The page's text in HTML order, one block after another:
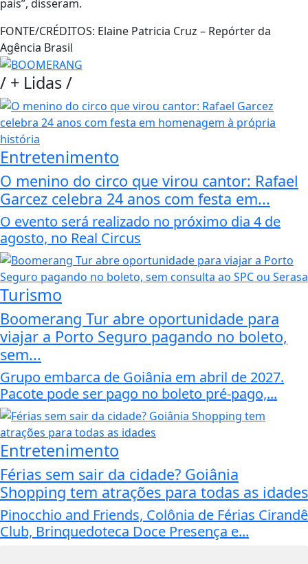
país”, disseram.
FONTE/CRÉDITOS: Elaine Patricia Cruz – Repórter da
Agência Brasil
/ + Lidas/
Entretenimento
O menino do circo que virou cantor: Rafael
Garcez celebra 24 anos com festa em...
O evento será realizado no próximo dia 4 de
agosto, no Real Circus
Turismo
Boomerang Tur abre oportunidade para
viajar a Porto Seguro pagando no boleto,
sem...
Grupo embarca de Goiânia em abril de 2027.
Pacote pode ser pago no boleto pré-pago,...
Entretenimento
Férias sem sair da cidade? Goiânia
Shopping tem atrações para todas as idades
Pinocchio and Friends, Colônia de Férias Cirandê
Club, Brinquedoteca Doce Presença e...